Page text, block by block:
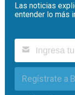
Las noticias
entender lo más
Regístrate a